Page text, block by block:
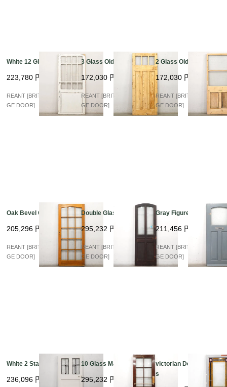
White 12 Glass
223,780 円
REANT [BRITISH VINTA
GE DOOR]
3 Glass Old Pine
172,030 円
REANT [BRITISH VINTA
GE DOOR]
2 Glass Old Pine
172,030 円
REANT [BRITISH VINTA
GE DOOR]
Oak Bevel Glass
205,296 円
REANT [BRITISH VINTA
GE DOOR]
Double Glass Arch
295,232 円
REANT [BRITISH VINTA
GE DOOR]
Gray Figured Glass
211,456 円
REANT [BRITISH VINTA
GE DOOR]
White 2 Stained
236,096 円
10 Glass Mahogany
295,232 円
victorian Double Glas
s